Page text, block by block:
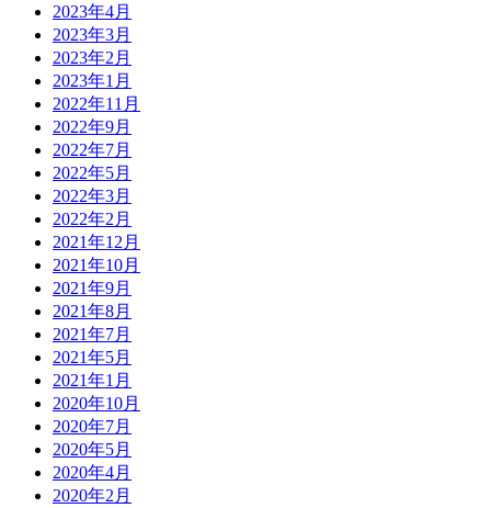
2023年4月
2023年3月
2023年2月
2023年1月
2022年11月
2022年9月
2022年7月
2022年5月
2022年3月
2022年2月
2021年12月
2021年10月
2021年9月
2021年8月
2021年7月
2021年5月
2021年1月
2020年10月
2020年7月
2020年5月
2020年4月
2020年2月